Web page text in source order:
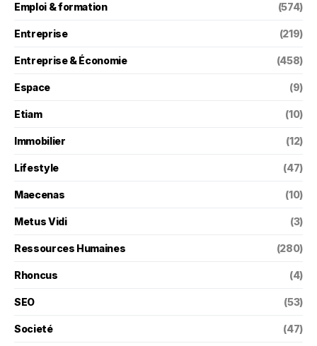
Emploi & formation (574)
Entreprise (219)
Entreprise & Économie (458)
Espace (9)
Etiam (10)
Immobilier (12)
Lifestyle (47)
Maecenas (10)
Metus Vidi (3)
Ressources Humaines (280)
Rhoncus (4)
SEO (53)
Societé (47)